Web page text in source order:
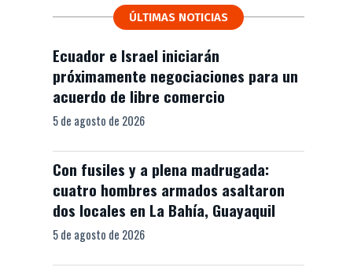
ÚLTIMAS NOTICIAS
Ecuador e Israel iniciarán
próximamente negociaciones para un
acuerdo de libre comercio
5 de agosto de 2026
Con fusiles y a plena madrugada:
cuatro hombres armados asaltaron
dos locales en La Bahía, Guayaquil
5 de agosto de 2026